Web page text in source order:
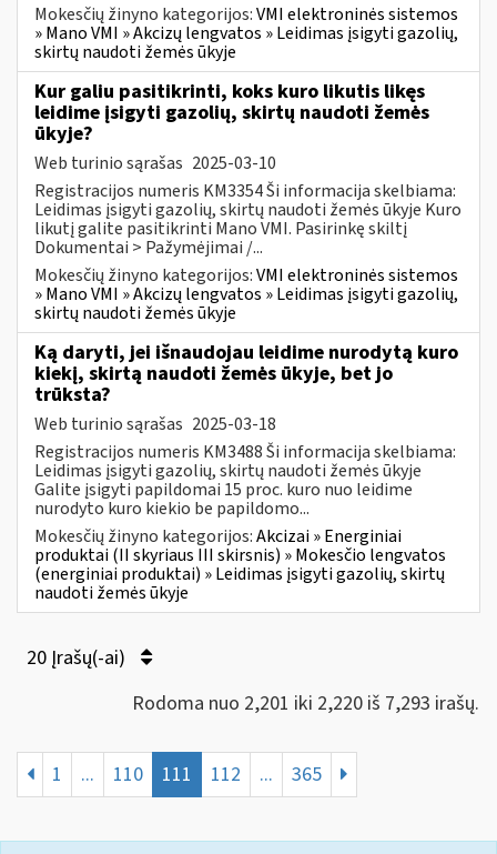
Mokesčių žinyno kategorijos:VMI elektroninės sistemos
» Mano VMI » Akcizų lengvatos » Leidimas įsigyti gazolių,
skirtų naudoti žemės ūkyje
Kur galiu pasitikrinti, koks kuro likutis likęs
leidime įsigyti gazolių, skirtų naudoti žemės
ūkyje?
Web turinio sąrašas 2025-03-10
Registracijos numeris KM3354 Ši informacija skelbiama:
Leidimas įsigyti gazolių, skirtų naudoti žemės ūkyje Kuro
likutį galite pasitikrinti Mano VMI. Pasirinkę skiltį
Dokumentai > Pažymėjimai /...
Mokesčių žinyno kategorijos:VMI elektroninės sistemos
» Mano VMI » Akcizų lengvatos » Leidimas įsigyti gazolių,
skirtų naudoti žemės ūkyje
Ką daryti, jei išnaudojau leidime nurodytą kuro
kiekį, skirtą naudoti žemės ūkyje, bet jo
trūksta?
Web turinio sąrašas 2025-03-18
Registracijos numeris KM3488 Ši informacija skelbiama:
Leidimas įsigyti gazolių, skirtų naudoti žemės ūkyje
Galite įsigyti papildomai 15 proc. kuro nuo leidime
nurodyto kuro kiekio be papildomo...
Mokesčių žinyno kategorijos:Akcizai » Energiniai
produktai (II skyriaus III skirsnis) » Mokesčio lengvatos
(energiniai produktai) » Leidimas įsigyti gazolių, skirtų
naudoti žemės ūkyje
20 Įrašų(-ai)
Rodoma nuo 2,201 iki 2,220 iš 7,293 irašų.
1 ... 110 111 112 ... 365